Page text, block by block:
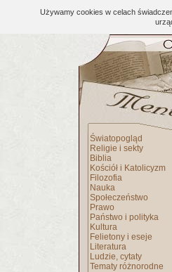
Używamy cookies w celach
Światopogląd
Religie i sekty
Biblia
Kościół i Katolicyzm
Filozofia
Nauka
Społeczeństwo
Prawo
Państwo i polityka
Kultura
Felietony i eseje
Literatura
Ludzie, cytaty
Tematy różnorodne